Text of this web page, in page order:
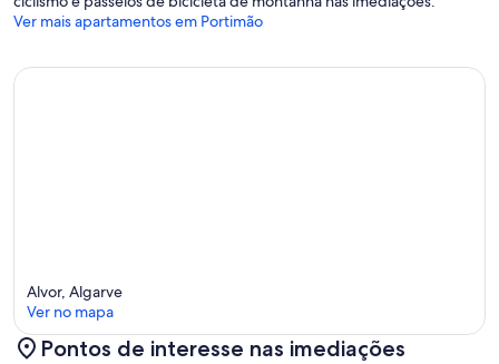
Ver mais apartamentos em Portimão
Alvor, Algarve
Ver no mapa
Pontos de interesse nas imediações